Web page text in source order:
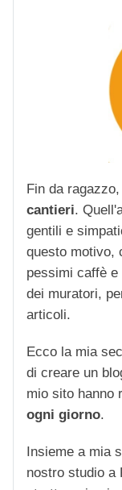
Fin da
cantieri.
gentili e
questo motivo,
pessimi caffè
dei muratori,
articoli.
Ecco la mia
di creare un
mio sito hanno
ogni giorno.
Insieme a mia
nostro studio a